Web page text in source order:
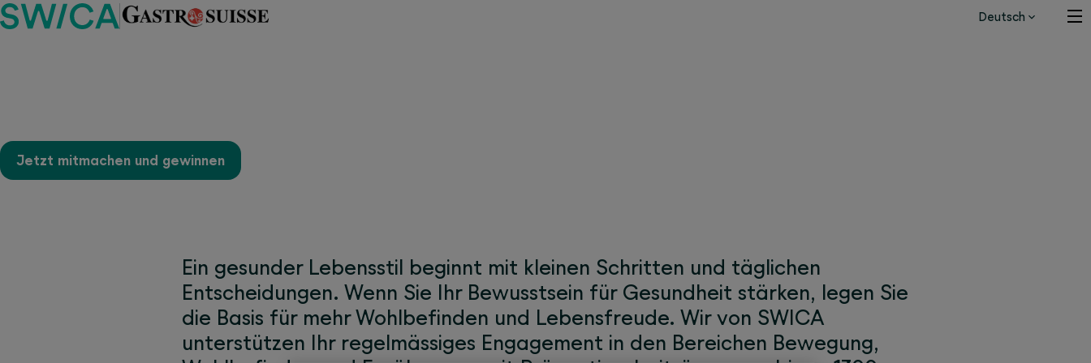
Deutsch
Jetzt mitmachen und gewinnen
Ein gesunder Lebensstil beginnt mit kleinen Schritten und täglichen
Entscheidungen. Wenn Sie Ihr Bewusstsein für Gesundheit stärken, legen Sie
die Basis für mehr Wohlbefinden und Lebensfreude. Wir von SWICA
unterstützen Ihr regelmässiges Engagement in den Bereichen Bewegung,